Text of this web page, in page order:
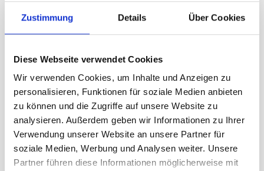
Zustimmung Details Über Cookies
Diese Webseite verwendet Cookies
Wir verwenden Cookies, um Inhalte und Anzeigen zu
personalisieren, Funktionen für soziale Medien anbieten
zu können und die Zugriffe auf unsere Website zu
analysieren. Außerdem geben wir Informationen zu Ihrer
Verwendung unserer Website an unsere Partner für
soziale Medien, Werbung und Analysen weiter. Unsere
Partner führen diese Informationen möglicherweise mit